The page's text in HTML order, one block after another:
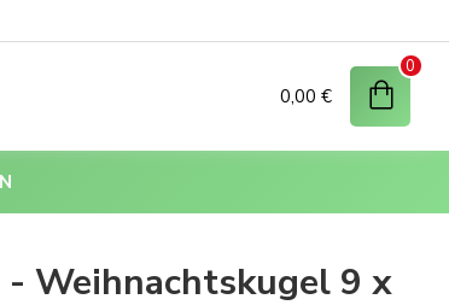
0,00 €
0
Weihnachtskugel 9 x